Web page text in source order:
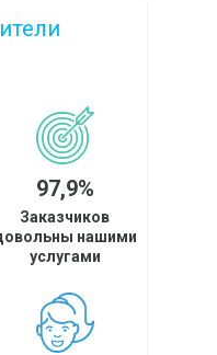
97,9%
Заказчиков
нашими
услугами